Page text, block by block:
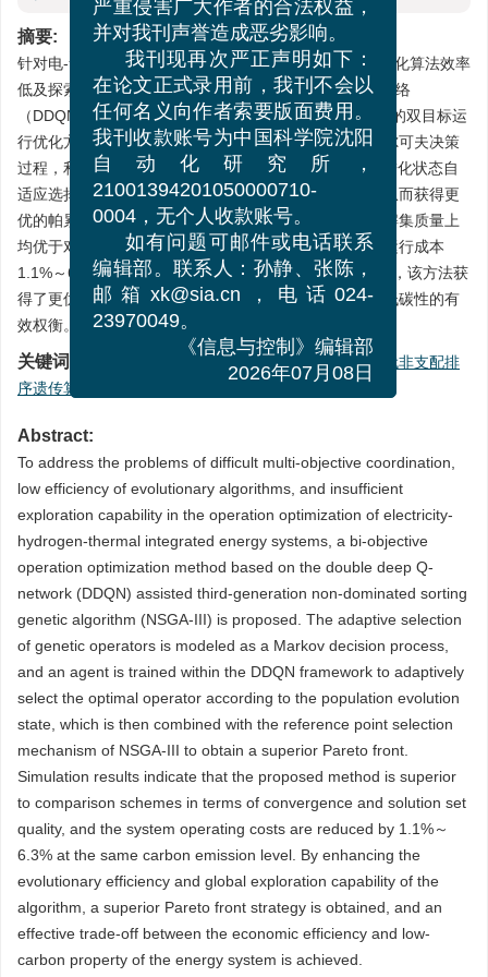
摘要:
针对电-氢-热综合能源系统运行优化中多目标协同难、进化算法效率
低及探索能力不足的问题，本文提出一种基于双深度Q网络
（DDQN）辅助第3代非支配排序遗传算法（NSGA-III）的双目标运
行优化方法。该方法将遗传算子的自适应选择建模为马尔可夫决策
过程，利用DDQN框架训练智能体，使其能够根据种群进化状态自
适应选择最优算子，并结合NSGA-III的参考点选择机制从而获得更
优的帕累托前沿。仿真结果表明，所提方法在收敛性和解集质量上
均优于对比方案，在相同碳排放水平下，能够降低系统运行成本
1.1%～6.3%。通过提升算法的进化效率与全局探索能力，该方法获
得了更优的帕累托前沿策略，实现了能源系统经济性与低碳性的有
效权衡。
关键词: 电-氢-热综合能源系统 /双深度Q网络 /第3代非支配排
序遗传算法
经济性 低碳性
Abstract:
To address the problems of difficult multi-objective coordination,
low efficiency of evolutionary algorithms, and insufficient
exploration capability in the operation optimization of electricity-
hydrogen-thermal integrated energy systems, a bi-objective
operation optimization method based on the double deep Q-
network (DDQN) assisted third-generation non-dominated sorting
genetic algorithm (NSGA-III) is proposed. The adaptive selection
of genetic operators is modeled as a Markov decision process,
and an agent is trained within the DDQN framework to adaptively
select the optimal operator according to the population evolution
state, which is then combined with the reference point selection
mechanism of NSGA-III to obtain a superior Pareto front.
Simulation results indicate that the proposed method is superior
to comparison schemes in terms of convergence and solution set
quality, and the system operating costs are reduced by 1.1%～
6.3% at the same carbon emission level. By enhancing the
evolutionary efficiency and global exploration capability of the
algorithm, a superior Pareto front strategy is obtained, and an
effective trade-off between the economic efficiency and low-
carbon property of the energy system is achieved.
严重侵害广大作者的合法权益，
并对我刊声誉造成恶劣影响。
我刊现再次严正声明如下：
在论文正式录用前，我刊不会以
任何名义向作者索要版面费用。
我刊收款账号为中国科学院沈阳
自动化研究所，
21001394201050000710-
0004，无个人收款账号。
如有问题可邮件或电话联系
编辑部。联系人：孙静、张陈，
邮箱xk@sia.cn，电话024-
23970049。
《信息与控制》编辑部
2026年07月08日